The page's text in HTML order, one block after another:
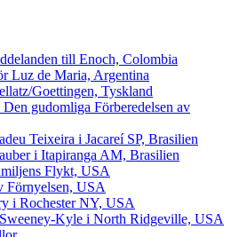
till Enoch, Colombia
Luz de Maria, Argentina
Goettingen, Tyskland
gudomliga Förberedelsen av
Teixeira i Jacareí SP, Brasilien
i Itapiranga AM, Brasilien
Flykt, USA
Förnyelsen, USA
i Rochester NY, USA
Kyle i North Ridgeville, USA